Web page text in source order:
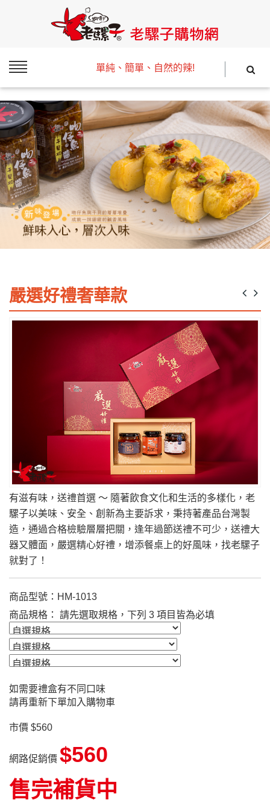
單純、簡單、自然的辣!
嚴選好禮奢華款
有滋有味，送禮首選 ～ 隨著飲食文化和生活的多樣化，老
騾子以美味、安全、創新為主要訴求，秉持著產品台灣製
造，通過合格檢驗層層把關，逢年過節送禮不可少，送禮大
器又體面，嚴選精心好禮，增添餐桌上的好風味，找老騾子
就對了！
商品型號：HM-1013
商品規格： 請先選取規格，下列 3 項目皆為必填
如需要禮盒有不同口味
請再重新下單加入購物車
市價 $560
網路促銷價 $560
售完補貨中